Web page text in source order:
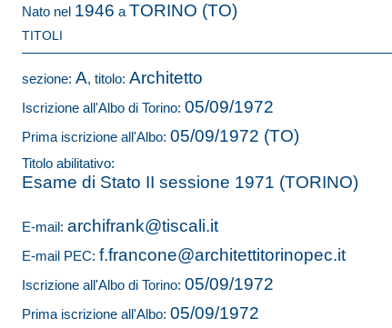
Nato nel 1946 a TORINO (TO)
TITOLI
sezione: A, titolo: Architetto
Iscrizione all'Albo di Torino: 05/09/1972
Prima iscrizione all'Albo: 05/09/1972 (TO)
Titolo abilitativo:
Esame di Stato II sessione 1971 (TORINO)
E-mail: archifrank@tiscali.it
E-mail PEC: f.francone@architettitorinopec.it
Iscrizione all'Albo di Torino: 05/09/1972
Prima iscrizione all'Albo: 05/09/1972